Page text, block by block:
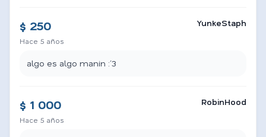
$ 250
Hace 5 años
YunkeStaph
algo es algo manin :´3
$ 1 000
Hace 5 años
RobinHood